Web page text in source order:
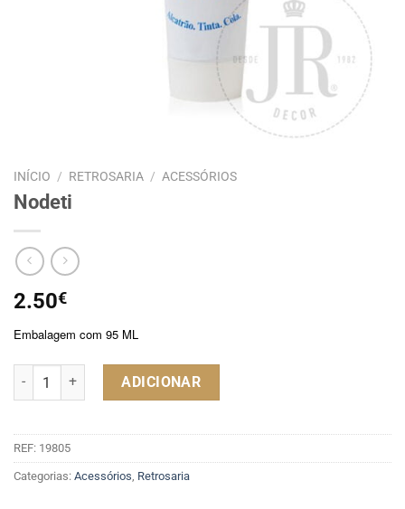
INÍCIO / RETROSARIA / ACESSÓRIOS
Nodeti
2.50€
Embalagem com 95 ML
Quantidade de NodetiADICIONAR
REF: 19805
Categorias: Acessórios Retrosaria